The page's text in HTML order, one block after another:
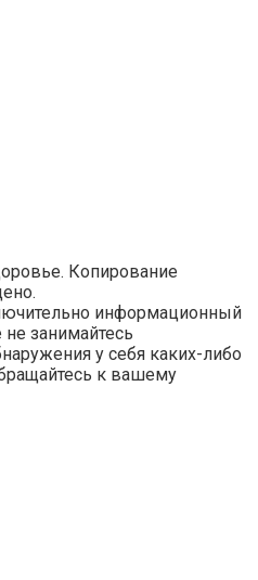
Копирование
информационный
занимайтесь
у себя каких-либо
к вашему